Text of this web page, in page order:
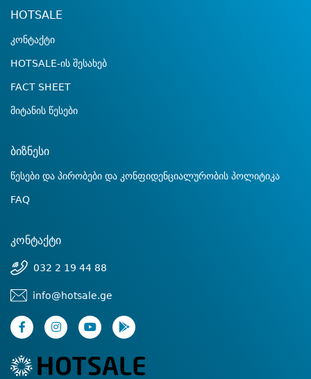
HOTSALE
კონტაქტი
HOTSALE-ის შესახებ
FACT SHEET
მიტანის წესები
ბიზნესი
წესები და პირობები და კონფიდენციალურობის პოლიტიკა
FAQ
კონტაქტი
032 2 19 44 88
info@hotsale.ge